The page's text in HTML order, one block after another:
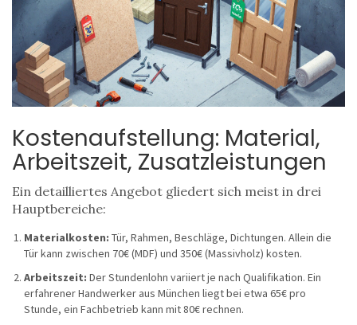
Kostenaufstellung: Material,
Arbeitszeit, Zusatzleistungen
Ein detailliertes Angebot gliedert sich meist in drei
Hauptbereiche:
Materialkosten: Tür, Rahmen, Beschläge, Dichtungen. Allein die
Tür kann zwischen 70€ (MDF) und 350€ (Massivholz) kosten.
Arbeitszeit: DerStundenlohn variiert je nach Qualifikation. Ein
erfahrener Handwerker aus München liegt bei etwa 65€ pro
Stunde, ein Fachbetrieb kann mit 80€ rechnen.